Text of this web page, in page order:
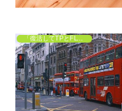
「復活してTPとFLYやめたらSLまたハマたw」